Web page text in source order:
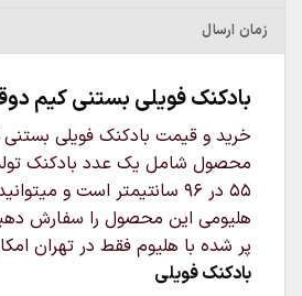
زمان ارسال
بادکنک فویلی بستنی کیم
خرید و قیمت بادکنک فویلی بستنی
محصول شامل یک عدد بادکنک
55 در 96 سانتیمتر است و
هلیومی این محصول را سفارش
پر شده با هلیوم فقط در تهران
بادکنک فویلی